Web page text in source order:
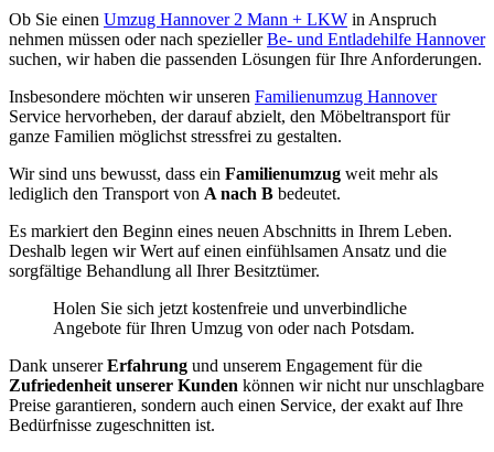
Ob Sie einen Umzug Hannover 2 Mann + LKW in Anspruch
nehmen müssen oder nach speziellerBe- und Entladehilfe Hannover
suchen, wir haben die passenden Lösungen für Ihre Anforderungen.
Insbesondere möchten wir unseren Familienumzug Hannover
Service hervorheben, der darauf abzielt, den Möbeltransport für
ganze Familien möglichst stressfrei zu gestalten.
Wir sind uns bewusst, dass ein Familienumzug weit mehr als
lediglich den Transport von A nach B bedeutet.
Es markiert den Beginn eines neuen Abschnitts in Ihrem Leben.
Deshalb legen wir Wert auf einen einfühlsamen Ansatz und die
sorgfältige Behandlung all Ihrer Besitztümer.
Holen Sie sich jetzt kostenfreie und unverbindliche
Angebote für Ihren Umzug von oder nach Potsdam.
Dank unsererErfahrung und unserem Engagement für die
Zufriedenheit unserer Kunden können wir nicht nur unschlagbare
Preise garantieren, sondern auch einen Service, der exakt auf Ihre
Bedürfnisse zugeschnitten ist.